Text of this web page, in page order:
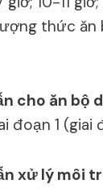
thức ăn
cho ăn bộ
đoạn 1 (giai
xử lý môi